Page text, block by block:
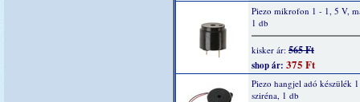
Piezo mikrofon 1 - 1, 5 V,
1 db
kisker ár: 565 Ft
shop ár: 375 Ft
Piezo hangjel adó készülék
sziréna, 1 db